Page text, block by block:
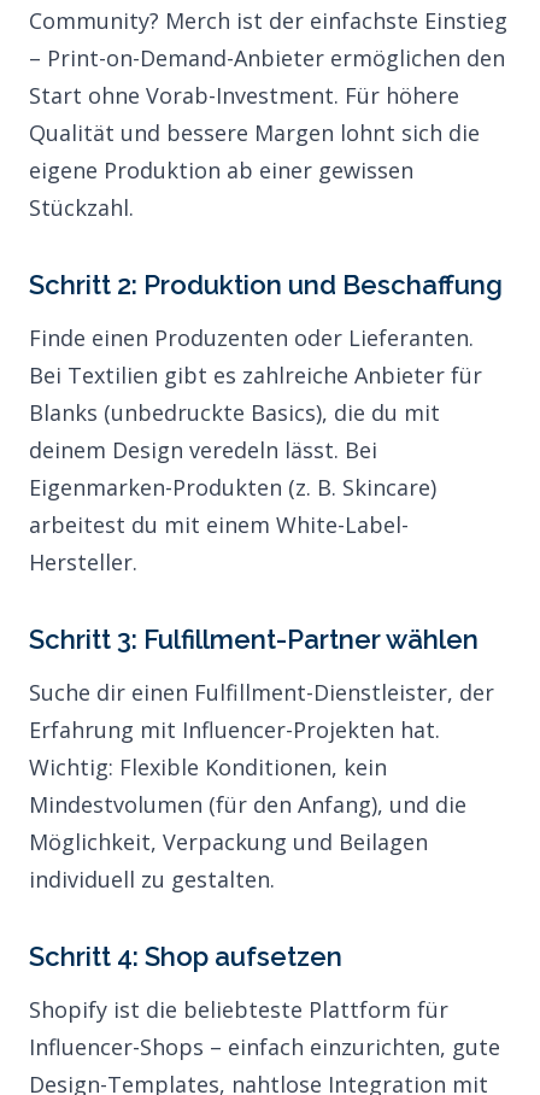
Community? Merch ist der einfachste Einstieg
– Print-on-Demand-Anbieter ermöglichen den
Start ohne Vorab-Investment. Für höhere
Qualität und bessere Margen lohnt sich die
eigene Produktion ab einer gewissen
Stückzahl.
Schritt 2: Produktion und Beschaffung
Finde einen Produzenten oder Lieferanten.
Bei Textilien gibt es zahlreiche Anbieter für
Blanks (unbedruckte Basics), die du mit
deinem Design veredeln lässt. Bei
Eigenmarken-Produkten (z. B. Skincare)
arbeitest du mit einem White-Label-
Hersteller.
Schritt 3: Fulfillment-Partner wählen
Suche dir einen Fulfillment-Dienstleister, der
Erfahrung mit Influencer-Projekten hat.
Wichtig: Flexible Konditionen, kein
Mindestvolumen (für den Anfang), und die
Möglichkeit, Verpackung und Beilagen
individuell zu gestalten.
Schritt 4: Shop aufsetzen
Shopify ist die beliebteste Plattform für
Influencer-Shops – einfach einzurichten, gute
Design-Templates, nahtlose Integration mit